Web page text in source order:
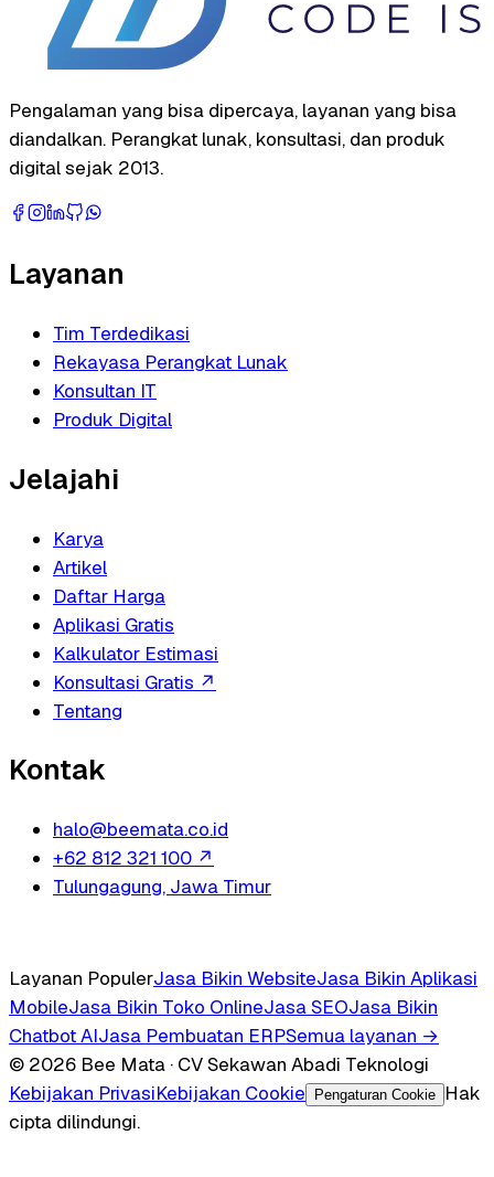
Pengalaman yang bisa dipercaya, layanan yang bisa
diandalkan. Perangkat lunak, konsultasi, dan produk
digital sejak 2013.
Layanan
Tim Terdedikasi
Rekayasa Perangkat Lunak
Konsultan IT
Produk Digital
Jelajahi
Karya
Artikel
Daftar Harga
Aplikasi Gratis
Kalkulator Estimasi
Konsultasi Gratis ↗
Tentang
Kontak
halo@beemata.co.id
+62 812 321 100 ↗
Tulungagung, Jawa Timur
Layanan PopulerJasa Bikin WebsiteJasa Bikin Aplikasi
MobileJasa Bikin Toko OnlineJasa SEOJasa Bikin
Chatbot AIJasa Pembuatan ERPSemua layanan →
© 2026 Bee Mata · CV Sekawan Abadi Teknologi
Kebijakan PrivasiKebijakan Cookie Pengaturan Cookie
Hak
cipta dilindungi.